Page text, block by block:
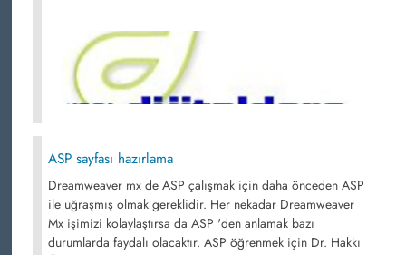
ASP sayfası hazırlama
Dreamweaver mx de ASP çalışmak için daha önceden ASP
ile uğraşmış olmak gereklidir. Her nekadar Dreamweaver
Mx işimizi kolaylaştırsa da ASP 'den anlamak bazı
durumlarda faydalı olacaktır. ASP öğrenmek için Dr. Hakkı